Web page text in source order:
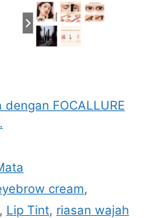
FOCALLURE
cream,
, Lip Tint, riasan wajah